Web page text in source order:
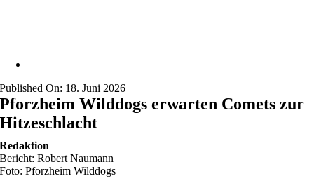
Published On: 18. Juni 2026
Pforzheim Wilddogs erwarten Comets zur
Hitzeschlacht
Redaktion
Bericht: Robert Naumann
Foto: Pforzheim Wilddogs